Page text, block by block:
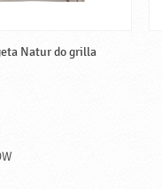
Natur do grilla